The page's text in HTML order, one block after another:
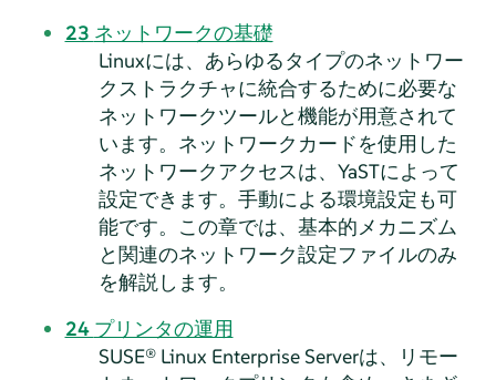
23 ネットワークの基礎
Linuxには、あらゆるタイプのネットワー
クストラクチャに統合するために必要な
ネットワークツールと機能が用意されて
います。ネットワークカードを使用した
ネットワークアクセスは、YaSTによって
設定できます。手動による環境設定も可
能です。この章では、基本的メカニズム
と関連のネットワーク設定ファイルのみ
を解説します。
24 プリンタの運用
SUSE® Linux Enterprise Serverは、リモー